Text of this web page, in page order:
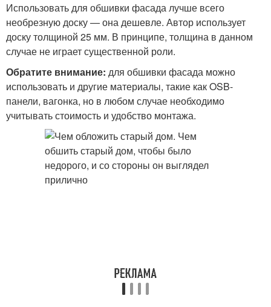
Использовать для обшивки фасада лучше всего
необрезную доску — она дешевле. Автор использует
доску толщиной 25 мм. В принципе, толщина в данном
случае не играет существенной роли.
Обратите внимание: для обшивки фасада можно
использовать и другие материалы, такие как OSB-
панели, вагонка, но в любом случае необходимо
учитывать стоимость и удобство монтажа.